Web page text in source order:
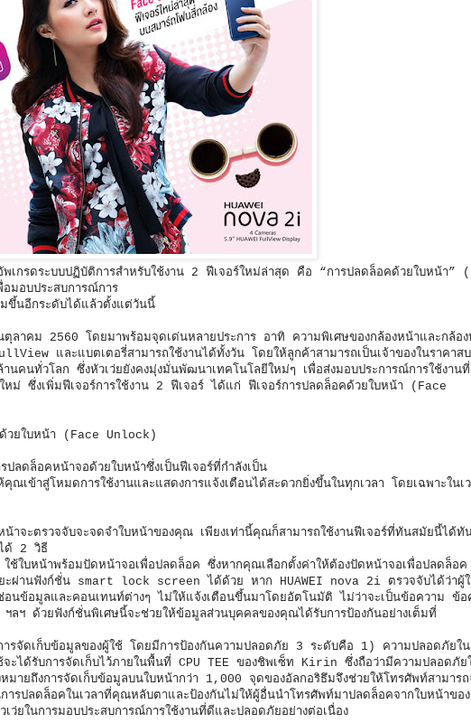
เกรดระบบปฏิบัติการสำหรับใช้งาน 2 ฟีเจอร์ใหม่ล่าสุด คือ “การปลดล็อคด้วยใบหน้า”
อบประสบการณ์การ
ขึ้นอีกระดับได้แล้วตั้งแต่วันนี้
ลาคม 2560 โดยมาพร้อมจุดเด่นหลายประการ อาทิ ความพิเศษของกล้องหน้าและกล้อง
และแบตเตอรี่สามารถใช้งานได้ทั้งวัน โดยให้ลูกค้าสามารถเป็นเจ้าของในราคาส
นคนทั่วโลก ซึ่งหัวเว่ยยังคงมุ่งมั่นพัฒนาเทคโนโลยีใหม่ๆ เพื่อส่งมอบประการณ์การใช้งาน
ม่ ซึ่งเพิ่มฟีเจอร์การใช้งาน 2 ฟีเจอร์ ได้แก่ ฟีเจอร์การปลดล็อคด้วยใบหน้า (Face
ด้วยใบหน้า (Face Unlock)
ดล็อคหน้าจอด้วยใบหน้าซึ่งเป็นฟีเจอร์ที่กำลังเป็น
เข้าสู่โหมดการใช้งานและแสดงการแจ้งเตือนได้สะดวกยิ่งขึ้นในทุกเวลา โดยเฉพาะในเ
น้าจะตรวจจับจะจดจำใบหน้าของคุณ เพียงเท่านี้คุณก็สามารถใช้งานฟีเจอร์ที่ทันสมัยนี้ได้ทั
ได้ 2 วิธี
ใบหน้าพร้อมปัดหน้าจอเพื่อปลดล็อค ซึ่งหากคุณเลือกตั้งค่าให้ต้องปัดหน้าจอเพื่อปลดล็อ
ริยะผ่านฟังก์ชั่น smart lock screen ได้ด้วย หาก HUAWEI nova 2i ตรวจจับได้ว่าผู้
นข้อมูลและคอนเทนท์ต่างๆ ไม่ให้แจ้งเตือนขึ้นมาโดยอัตโนมัติ ไม่ว่าจะเป็นข้อความ ข้อ
ด้วยฟังก์ชั่นพิเศษนี้จะช่วยให้ข้อมูลส่วนบุคคลของคุณได้รับการป้องกันอย่างเต็มที่
ารจัดเก็บข้อมูลของผู้ใช้ โดยมีการป้องกันความปลอดภัย 3 ระดับคือ 1) ความปลอดภัยใน
ะได้รับการจัดเก็บไว้ภายในพื้นที่ CPU TEE ของชิพเซ็ท Kirin ซึ่งถือว่ามีความปลอดภัย
ยถึงการจัดเก็บข้อมูลบนใบหน้ากว่า 1,000 จุดของอัลกอริธึมจึงช่วยให้โทรศัพท์สามาร
รปลดล็อคในเวลาที่คุณหลับตาและป้องกันไม่ให้ผู้อื่นนำโทรศัพท์มาปลดล็อคจากใบหน้าขอ
ว่ยในการมอบประสบการณ์การใช้งานที่ดีและปลอดภัยอย่างต่อเนื่อง